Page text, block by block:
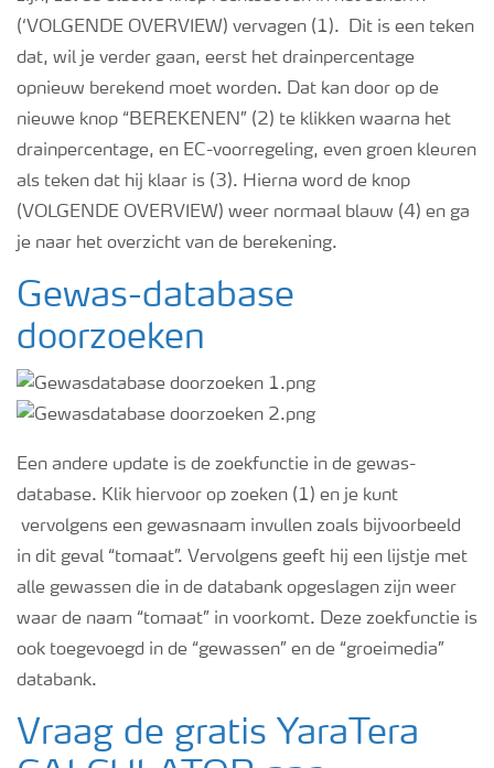
(‘VOLGENDE OVERVIEW) vervagen (1). Dit is een teken
dat, wil je verder gaan, eerst het drainpercentage
opnieuw berekend moet worden. Dat kan door op de
nieuwe knop “BEREKENEN” (2) te klikken waarna het
drainpercentage, en EC-voorregeling, even groen kleuren
als teken dat hij klaar is (3). Hierna word de knop
(VOLGENDE OVERVIEW) weer normaal blauw (4) en ga
je naar het overzicht van de berekening.
Gewas-database
doorzoeken
Een andere update is de zoekfunctie in de gewas-
database. Klik hiervoor op zoeken (1) en je kunt
vervolgens een gewasnaam invullen zoals bijvoorbeeld
in dit geval “tomaat”. Vervolgens geeft hij een lijstje met
alle gewassen die in de databank opgeslagen zijn weer
waar de naam “tomaat” in voorkomt. Deze zoekfunctie is
ook toegevoegd in de “gewassen” en de “groeimedia”
databank.
Vraag de gratis YaraTera